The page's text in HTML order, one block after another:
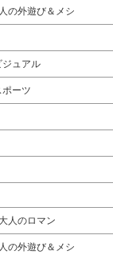
の外遊び＆メシ
ュアル
ーツ
人のロマン
の外遊び＆メシ